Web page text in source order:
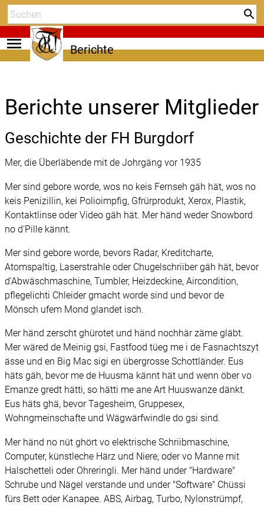
menu Berichte
Berichte unserer Mitglieder
Geschichte der FH Burgdorf
Mer, die Überläbende mit de Johrgäng vor 1935
Mer sind gebore worde, wos no keis Fernseh gäh hät, wos no
keis Penizillin, kei Polioimpfig, Gfrürprodukt, Xerox, Plastik,
Kontaktlinse oder Video gäh hät. Mer händ weder Snowbord
no d'Pille kännt.
Mer sind gebore worde, bevors Radar, Kreditcharte,
Atomspaltig, Laserstrahle oder Chugelschriiber gäh hät, bevor
d'Abwäschmaschine, Tumbler, Heizdeckine, Aircondition,
pflegelichti Chleider gmacht worde sind und bevor de
Mönsch ufem Mond glandet isch.
Mer händ zerscht ghürotet und händ nochhär zäme gläbt.
Mer wäred de Meinig gsi, Fastfood tüeg me i de Fasnachtszyt
ässe und en Big Mac sigi en übergrosse Schottländer. Eus
häts gäh, bevor me de Huusma kännt hät und wenn öber vo
Emanze gredt hätti, so hätti me ane Art Huuswanze dänkt.
Eus häts ghä, bevor Tagesheim, Gruppesex,
Wohngmeinschafte und Wägwärfwindle do gsi sind.
Mer händ no nüt ghört vo elektrische Schriibmaschine,
Computer, künstleche Härz und Niere, oder vo Manne mit
Halschetteli oder Ohreringli. Mer händ under "Hardware"
Schrube und Nägel verstande und under "Software" Chüssi
fürs Bett oder Kanapee. ABS, Airbag, Turbo, Nylonstrümpf,